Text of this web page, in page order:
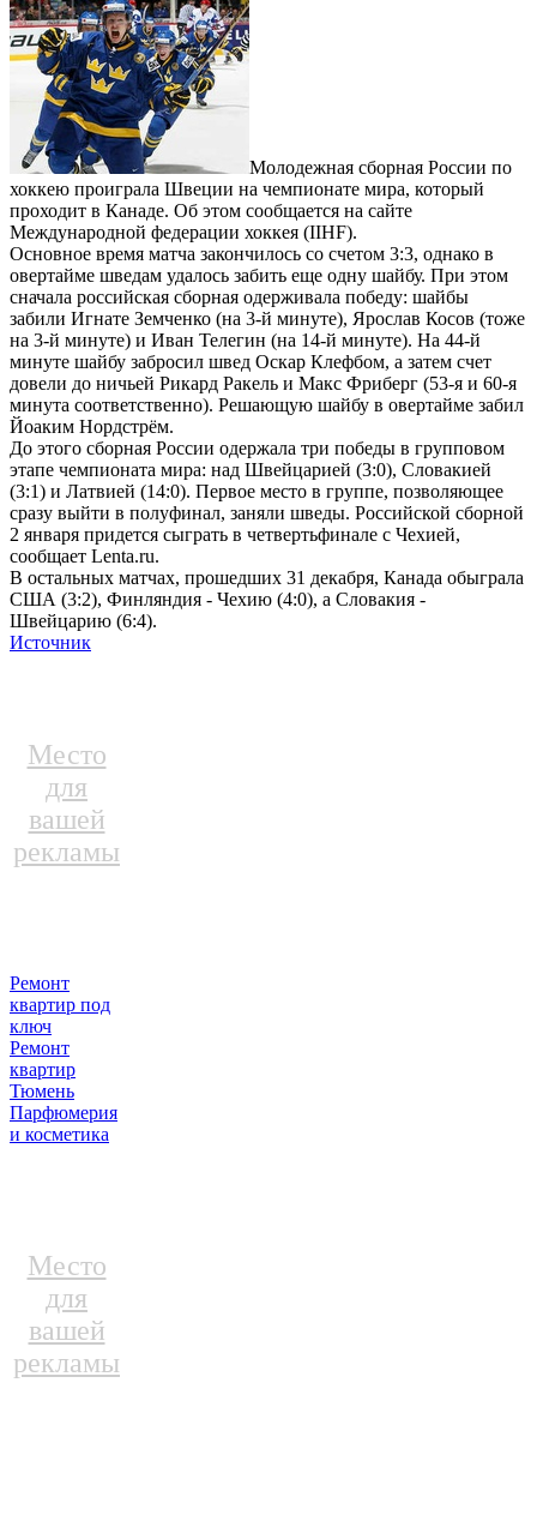
Молодежная сборная России по
хоккею проиграла Швеции на чемпионате мира, который
проходит в Канаде. Об этом сообщается на сайте
Международной федерации хоккея (IIHF).
Основное время матча закончилось со счетом 3:3, однако в
овертайме шведам удалось забить еще одну шайбу. При этом
сначала российская сборная одерживала победу: шайбы
забили Игнате Земченко (на 3-й минуте), Ярослав Косов (тоже
на 3-й минуте) и Иван Телегин (на 14-й минуте). На 44-й
минуте шайбу забросил швед Оскар Клефбом, а затем счет
довели до ничьей Рикард Ракель и Макс Фриберг (53-я и 60-я
минута соответственно). Решающую шайбу в овертайме забил
Йоаким Нордстрём.
До этого сборная России одержала три победы в групповом
этапе чемпионата мира: над Швейцарией (3:0), Словакией
(3:1) и Латвией (14:0). Первое место в группе, позволяющее
сразу выйти в полуфинал, заняли шведы. Российской сборной
2 января придется сыграть в четвертьфинале с Чехией,
сообщает Lenta.ru.
В остальных матчах, прошедших 31 декабря, Канада обыграла
США (3:2), Финляндия - Чехию (4:0), а Словакия -
Швейцарию (6:4).
Источник
Место
для
вашей
рекламы
Ремонт
квартир под
ключ
Ремонт
квартир
Тюмень
Парфюмерия
и косметика
Место
для
вашей
рекламы